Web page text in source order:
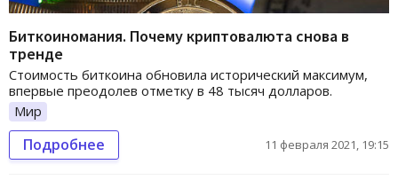
Биткоиномания. Почему криптовалюта снова в
тренде
Стоимость биткоина обновила исторический максимум,
впервые преодолев отметку в 48 тысяч долларов.
Мир
Подробнее 11 февраля 2021, 19:15